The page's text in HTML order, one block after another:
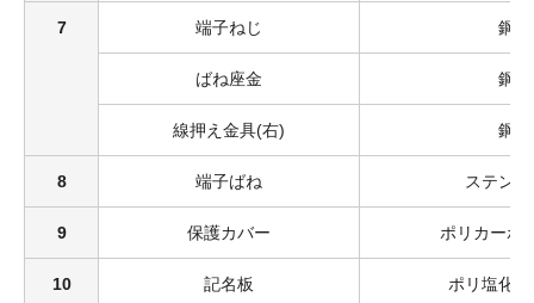
7 端子ねじ 鋼
ばね座金 鋼
線押え金具(右) 鋼
8 端子ばね ステン
9 保護カバー ポリカーボ
10 記名板 ポリ塩化